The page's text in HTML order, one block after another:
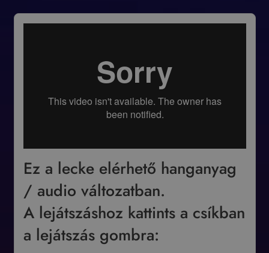
Ez a lecke elérhető hanganyag
/ audio változatban.
A lejátszáshoz kattints a csíkban
a lejátszás gombra: